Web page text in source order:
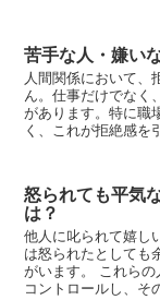
苦手な人・嫌い
人間関係において、
ん。仕事だけでなく
があります。特に職
く、これが拒絶感を
怒られても平気
は？
他人に叱られて嬉し
は怒られたとしても
がいます。 これら
コントロールし、そ